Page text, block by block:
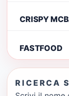
CRISPY
FASTFOOD
RICERCA